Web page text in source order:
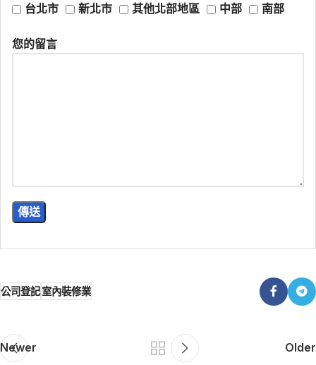
台北市
新北市 其他北部地區 中部 南部
您的留言
公司登記室內裝修業
Newer Older